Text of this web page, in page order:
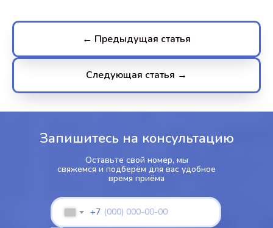
← Предыдущая статья
Следующая статья →
Запишитесь на консультацию
Оставьте свой номер, мы
свяжемся и подберём для вас удобное
время приёма
+7